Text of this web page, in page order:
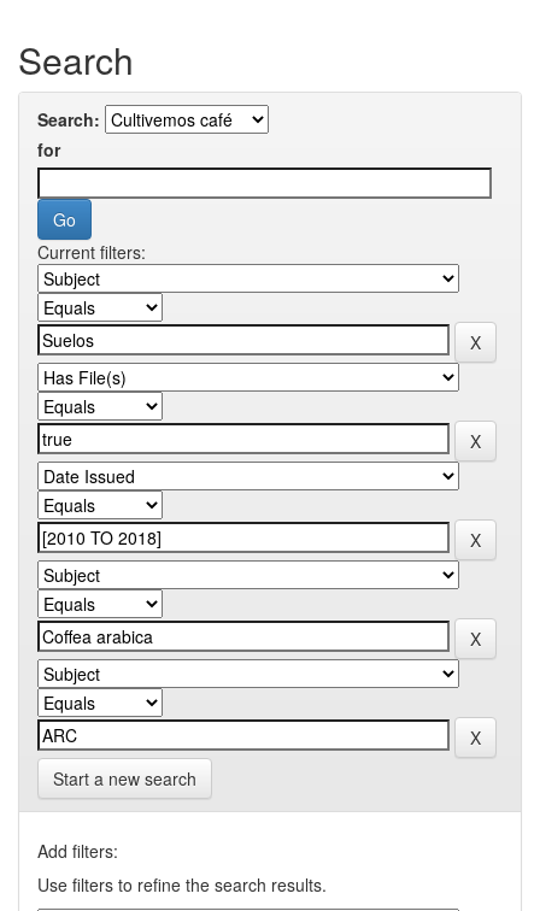
Search
Search:
for
Current filters:
Start a new search
Add filters:
Use filters to refine the search results.